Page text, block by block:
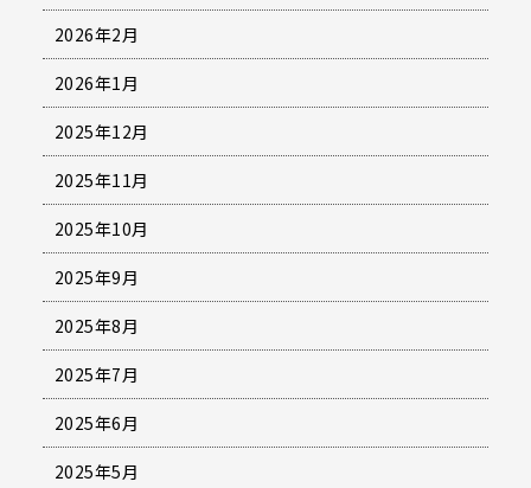
2026年2月
2026年1月
2025年12月
2025年11月
2025年10月
2025年9月
2025年8月
2025年7月
2025年6月
2025年5月